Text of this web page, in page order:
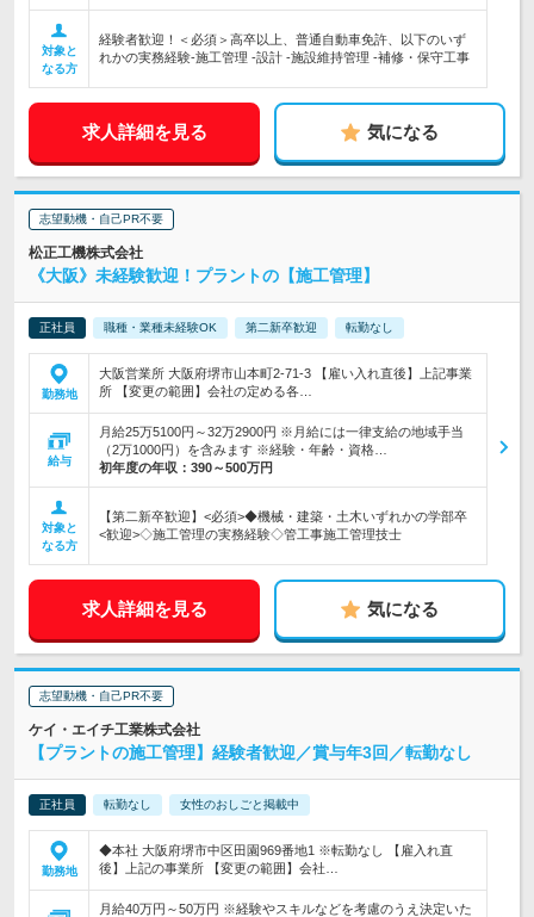
対象と
なる方
経験者歓迎！＜必須＞高卒以上、普通自動車免許、以下のいず
れかの実務経験‐施工管理 ‐設計 ‐施設維持管理 ‐補修・保守工事
求人詳細を見る 気になる
志望動機・自己PR不要
松正工機株式会社
《大阪》未経験歓迎！プラントの【施工管理】
正社員 職種・業種未経験OK 第二新卒歓迎 転勤なし
勤務地
大阪営業所 大阪府堺市山本町2-71-3 【雇い入れ直後】上記事業
所 【変更の範囲】会社の定める各…
給与
月給25万5100円～32万2900円 ※月給には一律支給の地域手当
（2万1000円）を含みます ※経験・年齢・資格…
初年度の年収： 390～500万円
対象と
なる方
【第二新卒歓迎】<必須>◆機械・建築・土木いずれかの学部卒
<歓迎>◇施工管理の実務経験◇管工事施工管理技士
求人詳細を見る 気になる
志望動機・自己PR不要
ケイ・エイチ工業株式会社
【プラントの施工管理】経験者歓迎／賞与年3回／転勤なし
正社員 転勤なし 女性のおしごと掲載中
勤務地
◆本社 大阪府堺市中区田園969番地1 ※転勤なし 【雇入れ直
後】上記の事業所 【変更の範囲】会社…
月給40万円～50万円 ※経験やスキルなどを考慮のうえ決定いた